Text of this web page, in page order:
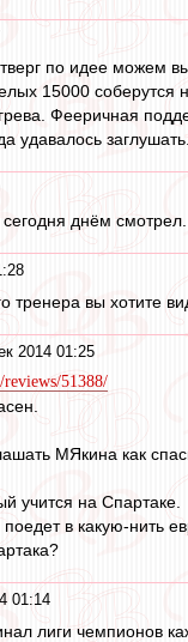
по идее можем
15000 соберутся
Фееричная
удавалось
днём
тренера вы хотите
2014 01:25
51388/
МЯкина как
учится на Спартаке.
в какую-нить
01:14
лиги чемпионов